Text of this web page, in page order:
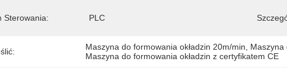
Sterowania: PLC
Maszyna do formowania okładzin 20m/min Maszyna
Maszyna do formowania okładzin z certyfikatem CE